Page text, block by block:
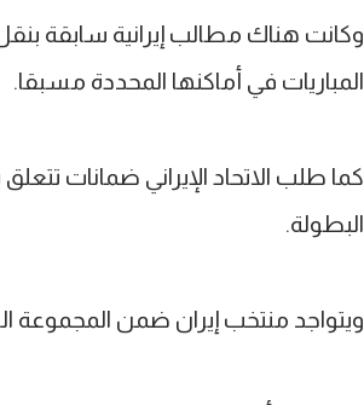
وكانت هناك مطالب إيرانية سابقة
المباريات في أماكنها المحددة مسبقا.
كما طلب الاتحاد الإيراني ضمانات
البطولة.
ويتواجد منتخب إيران ضمن المجموعة